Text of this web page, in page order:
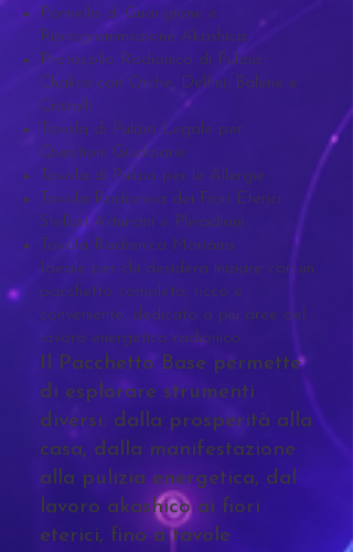
Pannello di Guarigione e
Riprogrammazione Akashica
Protocollo Radionico di Pulizia
Chakra con Orche, Delfini, Balene e
Cristalli
Tavola di Pulizia Legale per
Questioni Giudiziarie
Tavola di Pulizia per le Allergie
Tavola Radionica dei Fiori Eterici
Stellari Arturiani e Pleiadiani
Tavola Radionica Mariana
Ideale per chi desidera iniziare con un
pacchetto completo, ricco e
conveniente, dedicato a più aree del
lavoro energetico radionico.
Il Pacchetto Base permette
di esplorare strumenti
diversi: dalla prosperità alla
casa, dalla manifestazione
alla pulizia energetica, dal
lavoro akashico ai fiori
eterici, fino a tavole